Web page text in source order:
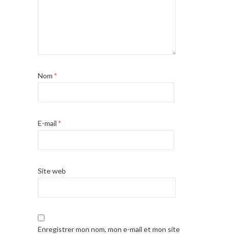
Nom *
E-mail *
Site web
Enregistrer mon nom, mon e-mail et mon site